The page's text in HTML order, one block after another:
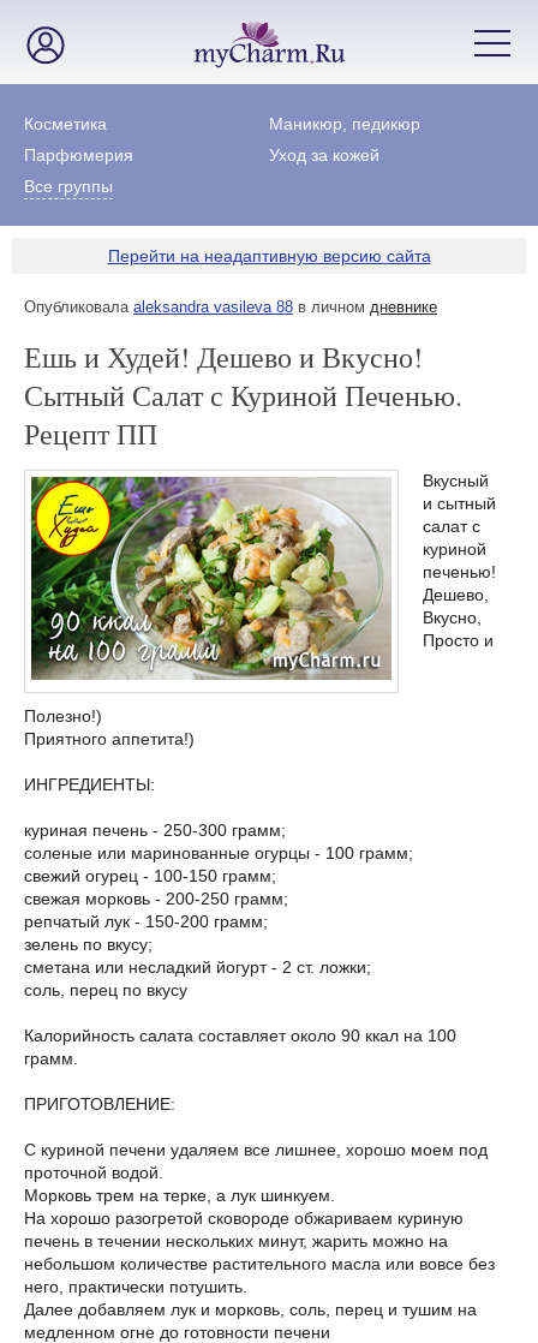
Косметика
Маникюр, педикюр
Парфюмерия
Уход за кожей
Все группы
Перейти на неадаптивную версию сайта
Опубликовала aleksandra vasileva 88 в личном дневнике
Ешь и Худей! Дешево и Вкусно!
Сытный Салат с Куриной Печенью.
Рецепт ПП
Вкусный
и сытный
салат с
куриной
печенью!
Дешево,
Вкусно,
Просто и
Полезно!)
Приятного аппетита!)
ИНГРЕДИЕНТЫ:
куриная печень - 250-300 грамм;
соленые или маринованные огурцы - 100 грамм;
свежий огурец - 100-150 грамм;
свежая морковь - 200-250 грамм;
репчатый лук - 150-200 грамм;
зелень по вкусу;
сметана или несладкий йогурт - 2 ст. ложки;
соль, перец по вкусу
Калорийность салата составляет около 90 ккал на 100
грамм.
ПРИГОТОВЛЕНИЕ:
С куриной печени удаляем все лишнее, хорошо моем под
проточной водой.
Морковь трем на терке, а лук шинкуем.
На хорошо разогретой сковороде обжариваем куриную
печень в течении нескольких минут, жарить можно на
небольшом количестве растительного масла или вовсе без
него, практически потушить.
Далее добавляем лук и морковь, соль, перец и тушим на
медленном огне до готовности печени